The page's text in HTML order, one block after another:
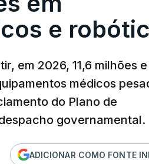
e
em 2026, 11,6 milhões
médicos
do Plano de
governamental.
ADICIONAR COMO FONTE